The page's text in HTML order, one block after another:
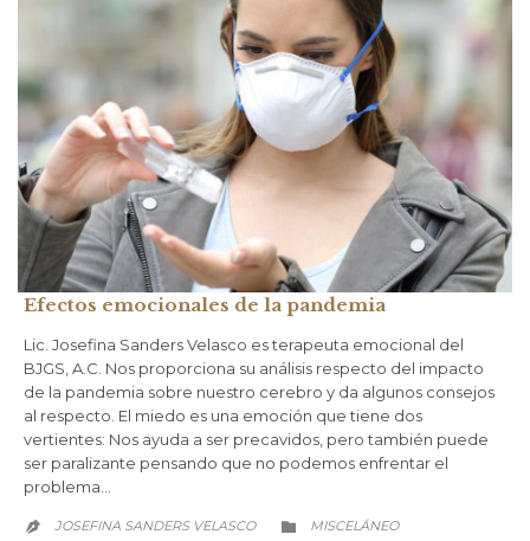
Efectos emocionales de la pandemia
Lic. Josefina Sanders Velasco es terapeuta emocional del
BJGS, A.C. Nos proporciona su análisis respecto del impacto
de la pandemia sobre nuestro cerebro y da algunos consejos
al respecto. El miedo es una emoción que tiene dos
vertientes: Nos ayuda a ser precavidos, pero también puede
ser paralizante pensando que no podemos enfrentar el
problema…
 JOSEFINA SANDERS VELASCO  CATEGORY
MISCELÁNEO